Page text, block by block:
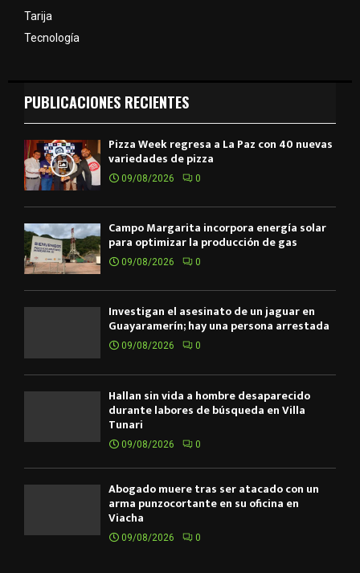
Tarija
Tecnología
PUBLICACIONES RECIENTES
Pizza Week regresa a La Paz con 40 nuevas
variedades de pizza
09/08/2026 0
Campo Margarita incorpora energía solar
para optimizar la producción de gas
09/08/2026 0
Investigan el asesinato de un jaguar en
Guayaramerín; hay una persona arrestada
09/08/2026 0
Hallan sin vida a hombre desaparecido
durante labores de búsqueda en Villa
Tunari
09/08/2026 0
Abogado muere tras ser atacado con un
arma punzocortante en su oficina en
Viacha
09/08/2026 0